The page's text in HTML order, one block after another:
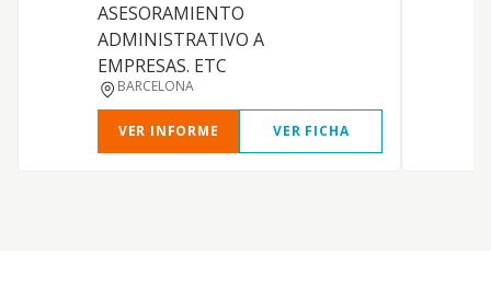
ASESORAMIENTO
ADMINISTRATIVO A
EMPRESAS. ETC
BARCELONA
VER INFORME VER FICHA